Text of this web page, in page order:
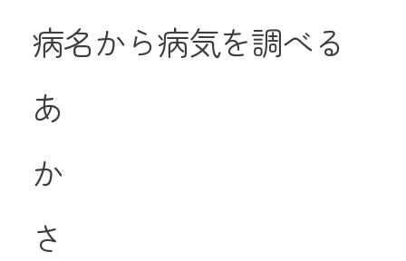
病名から病気を調べる
あ
か
さ